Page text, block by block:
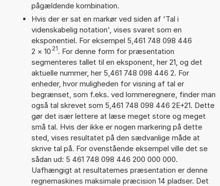
pågældende kombination.
Hvis der er sat en markør ved siden af 'Tal i
videnskabelig notation', vises svaret som en
eksponentiel. For eksempel 5,461 748 098 446
2 × 10 21. For denne form for præsentation
segmenteres tallet til en eksponent, her 21, og det
aktuelle nummer, her 5,461 748 098 446 2. For
enheder, hvor muligheden for visning af tal er
begrænset, som f.eks. ved lommeregnere, finder man
også tal skrevet som 5,461 748 098 446 2E+21. Dette
gør det især lettere at læse meget store og meget
små tal. Hvis der ikke er nogen markering på dette
sted, vises resultatet på den sædvanlige måde at
skrive tal på. For ovenstående eksempel ville det se
sådan ud: 5 461 748 098 446 200 000 000.
Uafhængigt at resultaternes præsentation er denne
regnemaskines maksimale præcision 14 pladser. Det